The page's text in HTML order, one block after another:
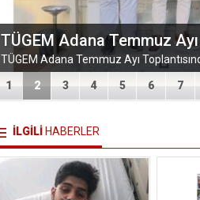
TÜGEM Adana Temmuz
1 2 3 4 5 6 7
İLGİLİ HABERLER